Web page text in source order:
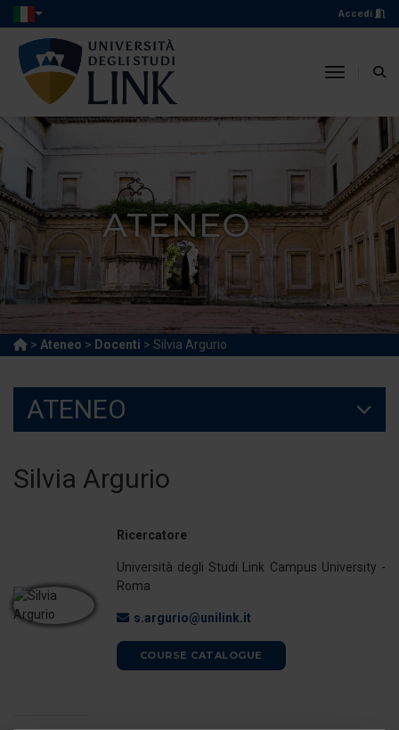
Accedi
toggle
ATENEO
> Ateneo > Docenti > Silvia Argurio
ATENEO
Silvia Argurio
Ricercatore
Università degli Studi Link Campus University -
Roma
s.argurio@unilink.it
COURSE CATALOGUE